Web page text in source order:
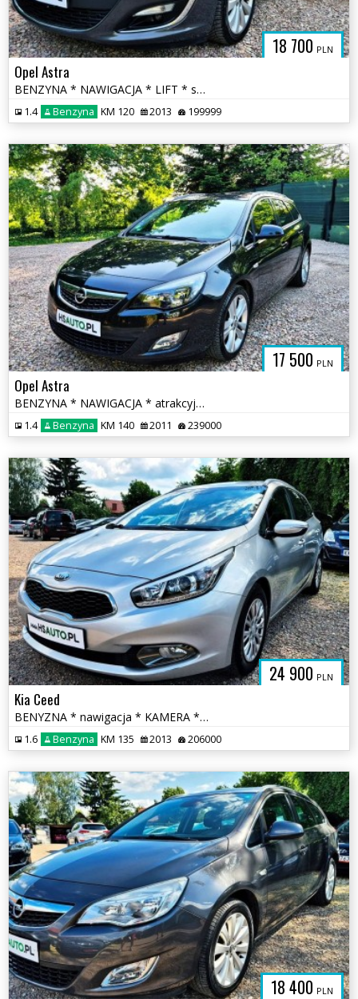
18 700 PLN
Opel Astra
BENZYNA * NAWIGACJA * LIFT * super * okazja * polecamy
1.4 Benzyna KM 120 2013 199999
17 500 PLN
Opel Astra
BENZYNA * NAWIGACJA * atrakcyjny wygląd * SUPER * okazja
1.4 Benzyna KM 140 2011 239000
24 900 PLN
Kia Ceed
BENYZNA * nawigacja * KAMERA * serwis ASO * super * OKAZJA
1.6 Benzyna KM 135 2013 206000
18 400 PLN